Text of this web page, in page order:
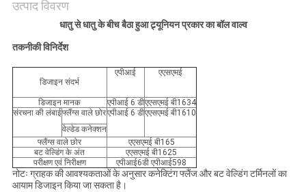
उत्पाद विवरण
धातु से धातु के बीच बैठा हुआ ट्र्यूनियन प्रकार का बॉल वाल्व
तकनीकी विनिर्देश
डिजाइन संदर्भ
एपीआई एएसएमई
डिजाइन मानक एपीआई 6 डीएएसएमई बी1634
संरचना की लंबाईफ्लैंग्स वाले छोरएपीआई 6 डीएएसएमई बी1610
वेल्डेड कनेक्शन
फ्लैंग्स वाले छोर
एएसएमई बी165
बट वेल्डिंग के अंत
एएसएमई बी1625
परीक्षण एवं निरीक्षण
एपीआई6डी एपीआई598
नोटः ग्राहक की आवश्यकताओं के अनुसार कनेक्टिंग फ्लैंज और बट वेल्डिंग टर्मिनलों का
आयाम डिजाइन किया जा सकता है।